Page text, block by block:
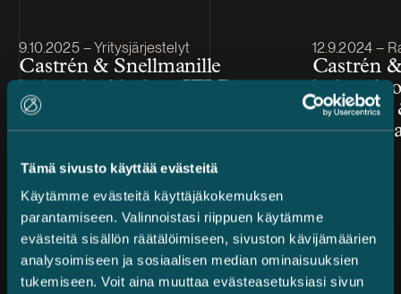
Tämä sivusto käyttää evästeitä
Käytämme evästeitä käyttäjäkokemuksen
parantamiseen. Valinnoistasi riippuen käytämme
evästeitä sisällön räätälöimiseen, sivuston kävijämäärien
analysoimiseen ja sosiaalisen median ominaisuuksien
tukemiseen. Voit aina muuttaa evästeasetuksiasi sivun
Julkaistu
9.10.2025 – Yritysjärjestelyt
Castrén & Snellmanille
Financial & Corporate 2025 -
julkaisussa
Julkaistu
12.9.2024 –
Castrén
Financial